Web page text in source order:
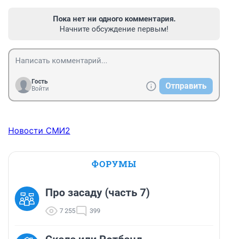
Пока нет ни одного комментария.
Начните обсуждение первым!
Гость
Войти
Отправить
Новости СМИ2
ФОРУМЫ
Про засаду (часть 7)
7 255 399